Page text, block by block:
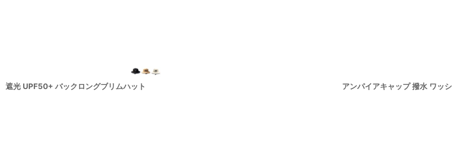
遮光 UPF50+ バックロングブリムハット アンパイアキャップ 撥水 ワッ